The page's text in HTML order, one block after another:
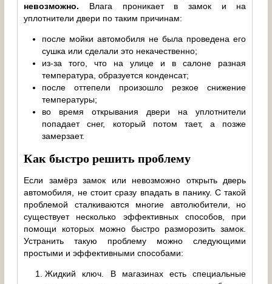
невозможно. Влага проникает в замок и на
уплотнители двери по таким причинам:
после мойки автомобиля не была проведена его
сушка или сделали это некачественно;
из-за того, что на улице и в салоне разная
температура, образуется конденсат;
после оттепели произошло резкое снижение
температуры;
во время открывания двери на уплотнители
попадает снег, который потом тает, а позже
замерзает.
Как быстро решить проблему
Если замёрз замок или невозможно открыть дверь
автомобиля, не стоит сразу впадать в панику. С такой
проблемой сталкиваются многие автолюбители, но
существует несколько эффективных способов, при
помощи которых можно быстро разморозить замок.
Устранить такую проблему можно следующими
простыми и эффективными способами:
Жидкий ключ. В магазинах есть специальные